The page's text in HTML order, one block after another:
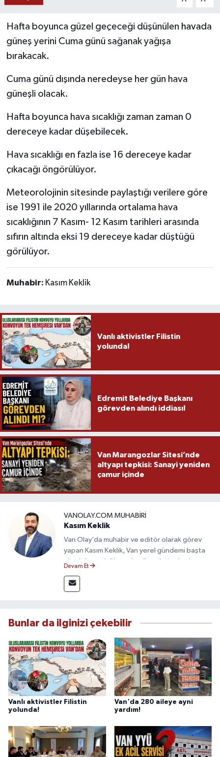
Hafta boyunca güzel geçeceği düşünülen havada
güneş yerini Cuma günü sağanak yağışa
bırakacak.
Cuma günü dışında neredeyse her gün hava
güneşli olacak.
Hafta boyunca hava sıcaklığı zaman zaman 0
dereceye kadar düşebilecek.
Hava sıcaklığı en fazla ise 16 dereceye kadar
çıkacağı öngörülüyor.
Meteorolojinin sitesinde paylaştığı verilere göre
ise 1991 ile 2020 yıllarında ortalama hava
sıcaklığının 7 Kasım- 12 Kasım tarihleri arasında
sıfırın altında eksi 19 dereceye kadar düştüğü
görülüyor.
Muhabir: Kasım Keklik
Vanlı aktivistler Filistin
yolunda!
Edremit Belediye Başkanı
görevden alındı iddiası!
Van Marangozlar Sitesi’nde
altyapı tepkisi: Sanayi yeniden
çamur içinde
VANOLAY.COM MUHABIRI
Kasım Keklik
Van Olay’da muhabir ve editör olarak görev
yapan Kasım Keklik, Van yerel gündemi başta
olmak üzere bölgesel gelişmeleri sahadan
deneyimiyle hızlı ve doğru haber üretimine
odaklanan Keklik, tarafsızlık ve etik gazetecilik
Devam Et
Bunlar da ilginizi çekebilir
Vanlı aktivistler Filistin
yolunda!
Van'da 280 aileye ayni
yardım!